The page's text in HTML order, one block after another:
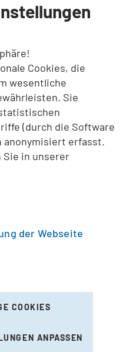
Cookies, die
wesentliche
Sie
(durch die Software
anonymisiert erfasst.
in unserer
der Webseite
COOKIES
ANPASSEN